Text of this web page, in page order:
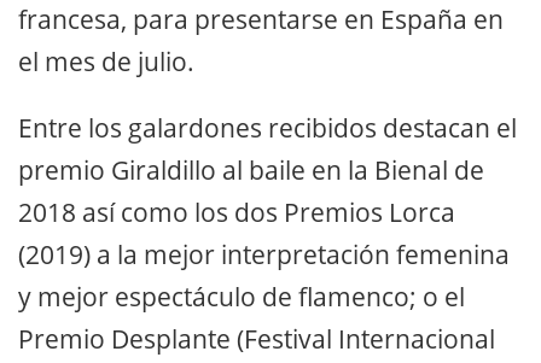
francesa, para presentarse en España en
el mes de julio.
Entre los galardones recibidos destacan el
premio Giraldillo al baile en la Bienal de
2018 así como los dos Premios Lorca
(2019) a la mejor interpretación femenina
y mejor espectáculo de flamenco; o el
Premio Desplante (Festival Internacional